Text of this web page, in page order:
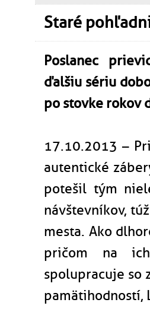
Staré
Poslanec
ďalšiu sériu
po stovke rokov
17.10.2013 –
autentické
potešil tým
návštevníkov,
mesta. Ako
pričom na
spolupracuje so
pamätihodností,